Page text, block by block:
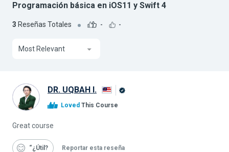
Programación básica en iOS11 y Swift 4
3 Reseñas Totales - -
Most Relevant
DR. UQBAH I.
Loved This Course
Great course
“¿Útil Reportar esta reseña